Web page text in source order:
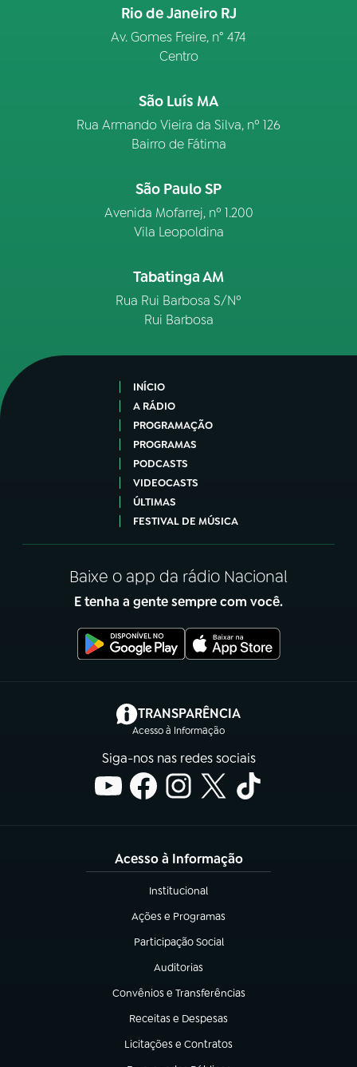
Rio de Janeiro RJ
Av. Gomes Freire, n° 474
Centro
São Luís MA
Rua Armando Vieira da Silva, nº 126
Bairro de Fátima
São Paulo SP
Avenida Mofarrej, nº 1.200
Vila Leopoldina
Tabatinga AM
Rua Rui Barbosa S/Nº
Rui Barbosa
INÍCIO
A RÁDIO
PROGRAMAÇÃO
PROGRAMAS
PODCASTS
VIDEOCASTS
ÚLTIMAS
FESTIVAL DE MÚSICA
Baixe o app da rádio Nacional
E tenha a gente sempre com você.
TRANSPARÊNCIA
Acesso à Informação
(abre em nova aba)
Siga-nos nas redes sociais
Acesso à Informação
Institucional
(abre em nova aba)
Ações e Programas
(abre em nova aba)
Participação Social
(abre em nova aba)
Auditorias
(abre em nova aba)
Convênios e Transferências
(abre em nova aba)
Receitas e Despesas
(abre em nova aba)
Licitações e Contratos
(abre em nova aba)